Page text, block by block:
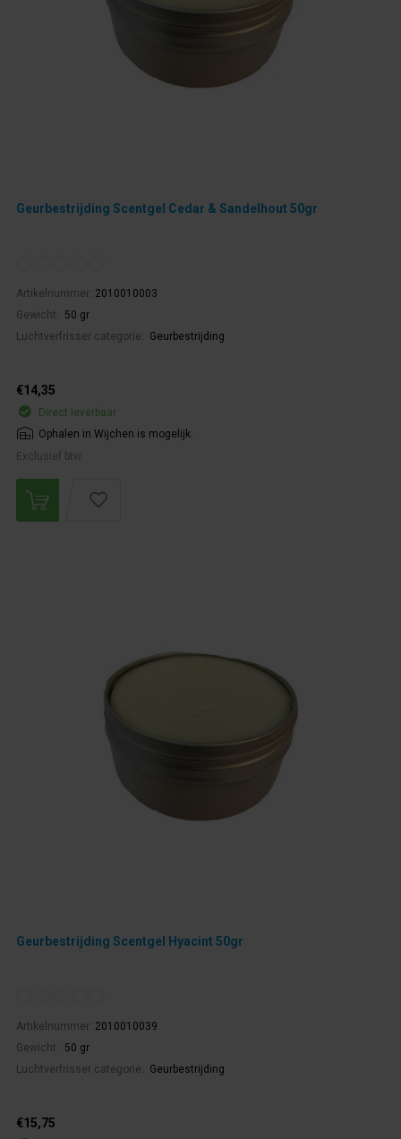
Geurbestrijding Scentgel Cedar & Sandelhout 50gr
Artikelnummer: 2010010003
Gewicht:
50 gr
Luchtverfrisser categorie:
Geurbestrijding
€14,35
Direct leverbaar
Ophalen in Wijchen is mogelijk.
Exclusief btw.
Geurbestrijding Scentgel Hyacint 50gr
Artikelnummer: 2010010039
Gewicht:
50 gr
Luchtverfrisser categorie:
Geurbestrijding
€15,75